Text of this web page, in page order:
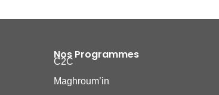
Nos Programmes
C2C
Maghroum’in